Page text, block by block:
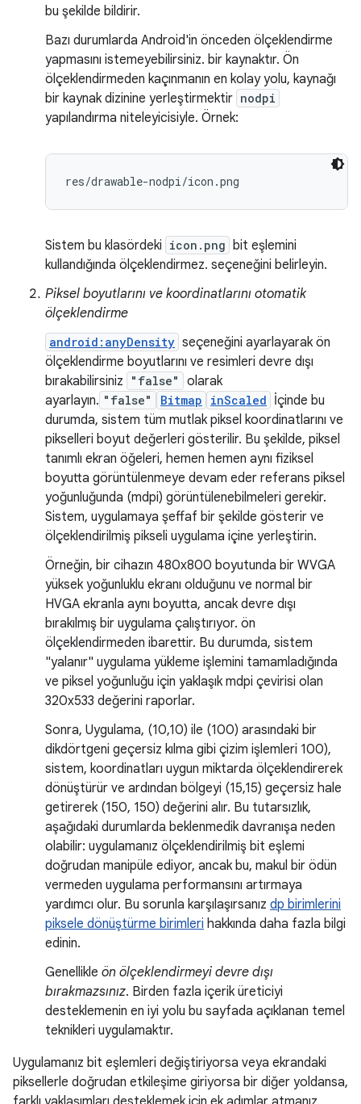
bu şekilde bildirir.
Bazı durumlarda Android'in önceden ölçeklendirme
yapmasını istemeyebilirsiniz. bir kaynaktır. Ön
ölçeklendirmeden kaçınmanın en kolay yolu, kaynağı
bir kaynak dizinine yerleştirmektir nodpi
yapılandırma niteleyicisiyle. Örnek:
res/drawable-nodpi/icon.png
Sistem bu klasördeki icon.png
bit eşlemini
kullandığında ölçeklendirmez. seçeneğini belirleyin.
Piksel boyutlarını ve koordinatlarını otomatik
ölçeklendirme
android:anyDensity seçeneğini ayarlayarak ön
ölçeklendirme boyutlarını ve resimleri devre dışı
bırakabilirsiniz
"false"
olarak
ayarlayın. "false" Bitmap inScaled İçinde bu
durumda, sistem tüm mutlak piksel koordinatlarını ve
pikselleri boyut değerleri gösterilir. Bu şekilde, piksel
tanımlı ekran öğeleri, hemen hemen aynı fiziksel
boyutta görüntülenmeye devam eder referans piksel
yoğunluğunda (mdpi) görüntülenebilmeleri gerekir.
Sistem, uygulamaya şeffaf bir şekilde gösterir ve
ölçeklendirilmiş pikseli uygulama içine yerleştirin.
Örneğin, bir cihazın 480x800 boyutunda bir WVGA
yüksek yoğunluklu ekranı olduğunu ve normal bir
HVGA ekranla aynı boyutta, ancak devre dışı
bırakılmış bir uygulama çalıştırıyor. ön
ölçeklendirmeden ibarettir. Bu durumda, sistem
"yalanır" uygulama yükleme işlemini tamamladığında
ve piksel yoğunluğu için yaklaşık mdpi çevirisi olan
320x533 değerini raporlar.
Sonra, Uygulama, (10,10) ile (100) arasındaki bir
dikdörtgeni geçersiz kılma gibi çizim işlemleri 100),
sistem, koordinatları uygun miktarda ölçeklendirerek
dönüştürür ve ardından bölgeyi (15,15) geçersiz hale
getirerek (150, 150) değerini alır. Bu tutarsızlık,
aşağıdaki durumlarda beklenmedik davranışa neden
olabilir: uygulamanız ölçeklendirilmiş bit eşlemi
doğrudan manipüle ediyor, ancak bu, makul bir ödün
vermeden uygulama performansını artırmaya
yardımcı olur. Bu sorunla karşılaşırsanız dp birimlerini
piksele dönüştürme birimleri hakkında daha fazla bilgi
edinin.
Genellikle ön ölçeklendirmeyi devre dışı
bırakmazsınız. Birden fazla içerik üreticiyi
desteklemenin en iyi yolu bu sayfada açıklanan temel
teknikleri uygulamaktır.
Uygulamanız bit eşlemleri değiştiriyorsa veya ekrandaki
piksellerle doğrudan etkileşime giriyorsa bir diğer yoldansa,